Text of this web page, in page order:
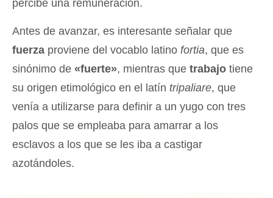
percibe una remuneración.
Antes de avanzar, es interesante señalar que
fuerza proviene del vocablo latino fortia, que es
sinónimo de «fuerte», mientras que trabajo tiene
su origen etimológico en el latín tripaliare, que
venía a utilizarse para definir a un yugo con tres
palos que se empleaba para amarrar a los
esclavos a los que se les iba a castigar
azotándoles.